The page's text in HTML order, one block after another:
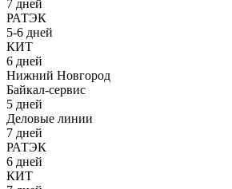
7 дней
РАТЭК
5-6 дней
КИТ
6 дней
Нижний Новгород
Байкал-сервис
5 дней
Деловые линии
7 дней
РАТЭК
6 дней
КИТ